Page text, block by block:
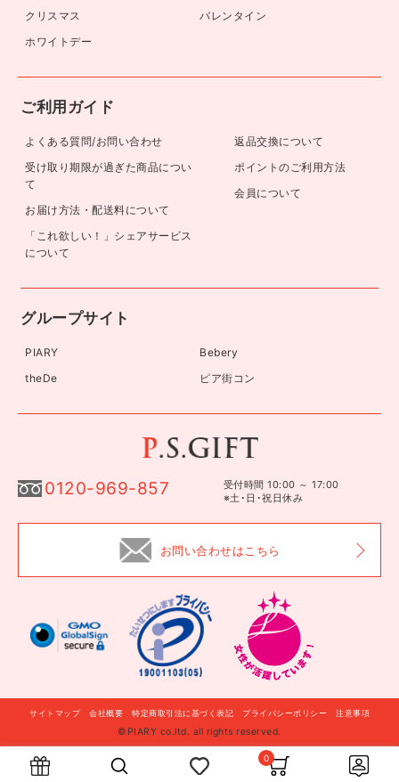
0
自分に贈る このギフトを贈る
クリスマス
バレンタイン
ホワイトデー
ご利用ガイド
よくある質問/お問い合わせ
受け取り期限が過ぎた商品につい
て
お届け方法・配送料について
「これ欲しい！」シェアサービス
について
返品交換について
ポイントのご利用方法
会員について
グループサイト
PIARY
Bebery
theDe
ピア街コン
0120-969-857
受付時間 10:00 ～ 17:00
※土･日･祝日休み
お問い合わせはこちら
サイトマップ 会社概要 特定商取引法に基づく表記 プライバシーポリシー 注意事項
©PIARY co.ltd. all rights reserved.